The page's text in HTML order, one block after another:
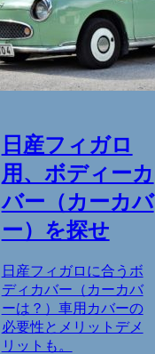
日産フィガロ
用、ボディーカ
バー（カーカバ
ー）を探せ
日産フィガロに合うボ
ディカバー（カーカバ
ーは？）車用カバーの
必要性とメリットデメ
リットも。